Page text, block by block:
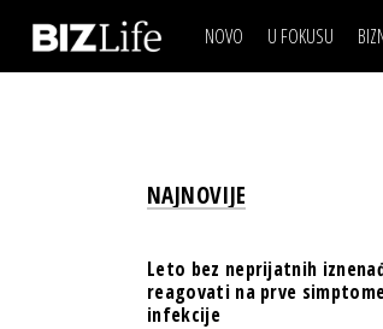
NOVO U FOKUSU
IZJAVA DANA
NAJNOVIJE
Leto bez neprijatnih
reagovati na prve
infekcije